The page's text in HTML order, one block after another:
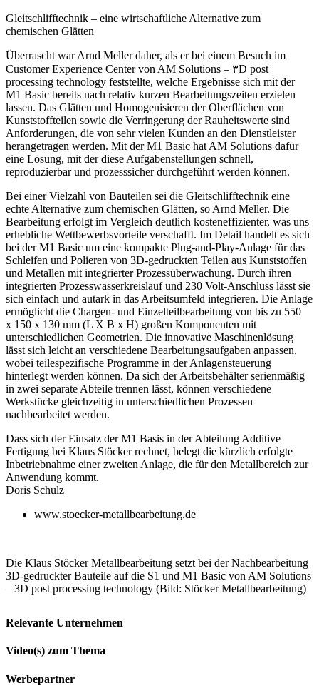
Gleitschlifftechnik – eine ­wirtschaftliche Alternative zum
chemischen Glätten
Überrascht war Arnd Meller daher, als er bei einem Besuch im
Customer Experience Center von AM Solutions – ٣D post
processing technology feststellte, welche Ergebnisse sich mit der
M1 Basic bereits nach relativ kurzen Bearbeitungszeiten erzielen
lassen. Das Glätten und Homogenisieren der Oberflächen von
Kunststoffteilen sowie die Verringerung der Rauheitswerte sind
Anforderungen, die von sehr vielen Kunden an den Dienstleister
herangetragen werden. Mit der M1 Basic hat AM Solutions dafür
eine Lösung, mit der diese Aufgabenstellungen schnell,
reproduzierbar und prozesssicher durchgeführt werden können.
Bei einer Vielzahl von Bauteilen sei die Gleitschlifftechnik eine
echte Alternative zum chemischen Glätten, so Arnd Meller. Die
Bearbeitung erfolgt im Vergleich deutlich kosteneffizienter, was uns
erhebliche Wettbewerbsvorteile verschafft. Im Detail handelt es sich
bei der M1 Basic um eine kompakte Plug-and-Play-Anlage für das
Schleifen und Polieren von 3D-gedruckten Teilen aus Kunststoffen
und Metallen mit integrierter Prozessüberwachung. Durch ihren
integrierten Prozesswasserkreislauf und 230 Volt-Anschluss lässt sie
sich einfach und autark in das Arbeitsumfeld integrieren. Die Anlage
ermöglicht die Chargen- und Einzelteilbearbeitung von bis zu 550
x 150 x 130 mm (L X B x H) großen Komponenten mit
unterschiedlichen Geometrien. Die innovative Maschinenlösung
lässt sich leicht an verschiedene Bearbeitungsaufgaben anpassen,
wobei teilespezifische Programme in der Anlagensteuerung
hinterlegt werden können. Da sich der Arbeitsbehälter serienmäßig
in zwei separate Abteile trennen lässt, können verschiedene
Werkstücke gleichzeitig in unterschied­lichen Prozessen
nachbearbeitet werden.
Dass sich der Einsatz der M1 Basis in der Abteilung Additive
Fertigung bei Klaus Stöcker rechnet, belegt die kürzlich erfolgte
Inbetriebnahme einer zweiten Anlage, die für den Metallbereich zur
Anwendung kommt.
Doris Schulz
www.stoecker-metallbearbeitung.de
Die Klaus Stöcker Metallbearbeitung setzt bei der Nachbearbeitung
3D-gedruckter Bauteile auf die S1 und M1 Basic von AM Solutions
– 3D post processing technology (Bild: Stöcker Metallbearbeitung)
Relevante Unternehmen
Video(s) zum Thema
Werbepartner